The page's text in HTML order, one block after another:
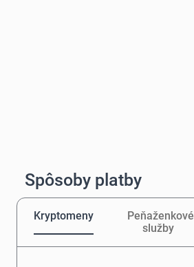
Spôsoby platby
Kryptomeny
Peňaženkové
služby